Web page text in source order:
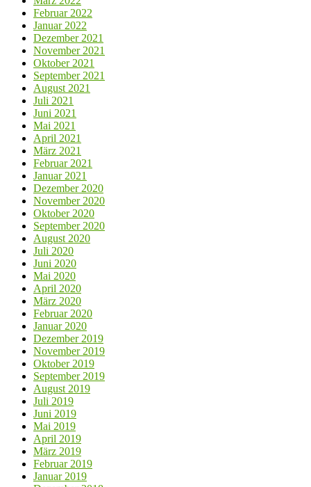
Februar 2022
Januar 2022
Dezember 2021
November 2021
Oktober 2021
September 2021
August 2021
Juli 2021
Juni 2021
Mai 2021
April 2021
März 2021
Februar 2021
Januar 2021
Dezember 2020
November 2020
Oktober 2020
September 2020
August 2020
Juli 2020
Juni 2020
Mai 2020
April 2020
März 2020
Februar 2020
Januar 2020
Dezember 2019
November 2019
Oktober 2019
September 2019
August 2019
Juli 2019
Juni 2019
Mai 2019
April 2019
März 2019
Februar 2019
Januar 2019